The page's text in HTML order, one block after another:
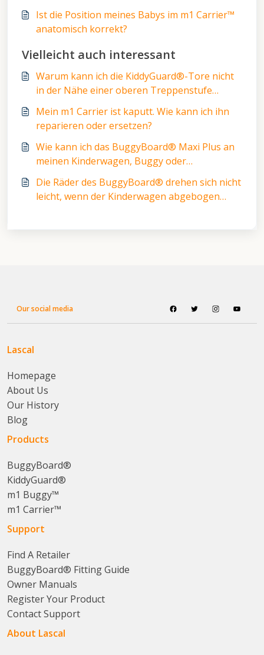
Ist die Position meines Babys im m1 Carrier™
anatomisch korrekt?
Vielleicht auch interessant
Warum kann ich die KiddyGuard®-Tore nicht
in der Nähe einer oberen Treppenstufe
Mein m1 Carrier ist kaputt. Wie kann ich ihn
reparieren oder ersetzen?
Wie kann ich das BuggyBoard® Maxi Plus an
meinen Kinderwagen, Buggy oder
Die Räder des BuggyBoard® drehen sich nicht
leicht, wenn der Kinderwagen abgebogen
Our social media
Lascal
Homepage
About Us
Our History
Blog
Products
BuggyBoard®
KiddyGuard®
m1 Buggy™
m1 Carrier™
Support
Find A Retailer
BuggyBoard® Fitting Guide
Owner Manuals
Register Your Product
Contact Support
About Lascal